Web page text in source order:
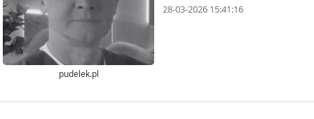
pudelek.pl
28-03-2026 15:41:16